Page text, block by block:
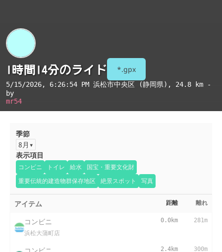
1時間14分のライド *.gpx
5/15/2026, 6:26:54 PM 浜松市中央区 (静岡県) , 24.8 km -
by
mr54
季節
8月
表示項目
コンビニ トイレ 給水
国宝・重要文化財
重要伝統的建造物群保存地区
絶景スポット 写真
アイテム 距離 離れ
コンビニ
浜松大蒲町店
0.0km 281m
2.4km 300m